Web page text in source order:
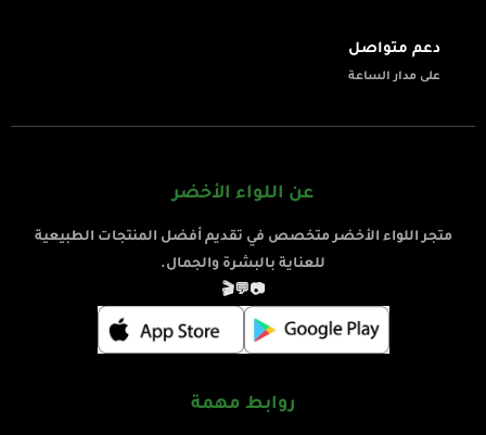
دعم متواصل
على مدار الساعة
عن اللواء الأخضر
متجر اللواء الأخضر متخصص في تقديم أفضل المنتجات الطبيعية
للعناية بالبشرة والجمال.
📷
💬
🎬
روابط مهمة